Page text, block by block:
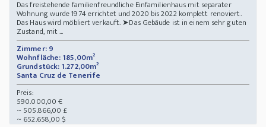
Das freistehende familienfreundliche Einfamilienhaus mit separater
Wohnung wurde 1974 errichtet und 2020 bis 2022 komplett renoviert.
Das Haus wird möbliert verkauft. ➤Das Gebäude ist in einem sehr guten
Zustand, mit ...
Zimmer: 9
Wohnfläche: 185,00m²
Grundstück: 1.272,00m²
Santa Cruz de Tenerife
Preis:
590.000,00 €
~ 505.866,00 £
~ 652.658,00 $